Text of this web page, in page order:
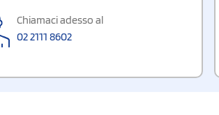
Chiamaci adesso al
02 2111 8602